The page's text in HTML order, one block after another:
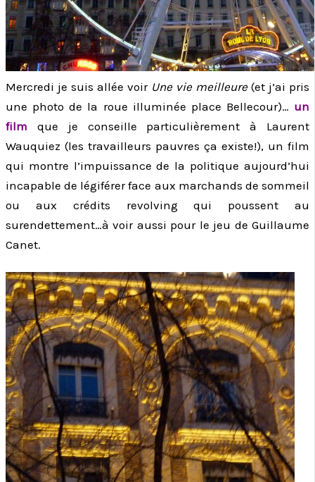
Mercredi je suis allée voir Une vie meilleure (et j’ai pris
une photo de la roue illuminée place Bellecour)… un
film que je conseille particulièrement à Laurent
Wauquiez (les travailleurs pauvres ça existe!), un film
qui montre l’impuissance de la politique aujourd’hui
incapable de légiférer face aux marchands de sommeil
ou aux crédits revolving qui poussent au
surendettement…à voir aussi pour le jeu de Guillaume
Canet.